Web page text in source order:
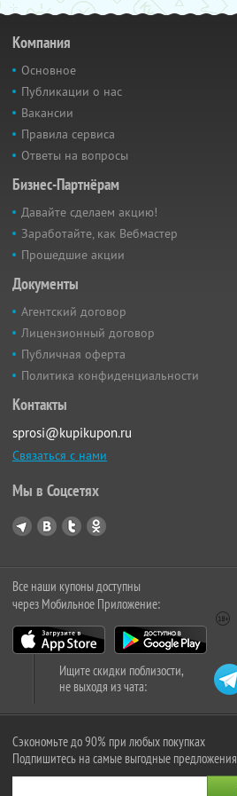
Компания
Основное
Публикации о нас
Вакансии
Правила сервиса
Ответы на вопросы
Бизнес-Партнёрам
Давайте сделаем акцию!
Заработайте, как Вебмастер
Прошедшие акции
Документы
Агентский договор
Лицензионный договор
Публичная оферта
Политика конфиденциальности
Контакты
sprosi@kupikupon.ru
Связаться с нами
Мы в Соцсетях
Все наши купоны доступны
через Мобильное Приложение:
Ищите скидки поблизости,
не выходя из чата:
Сэкономьте до 90% при любых покупках
Подпишитесь на самые выгодные предложения